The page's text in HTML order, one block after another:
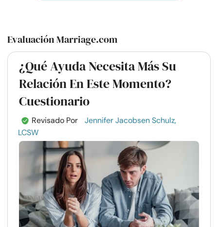
Evaluación Marriage.com
¿Qué Ayuda Necesita Más Su
Relación En Este Momento?
Cuestionario
Revisado Por
Jennifer Jacobsen Schulz,
LCSW